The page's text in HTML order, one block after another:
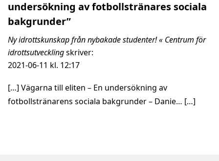
undersökning av fotbollstränares sociala
bakgrunder”
Ny idrottskunskap från nybakade studenter! « Centrum för
idrottsutvecklingskriver:
2021-06-11 kl. 12:17
[…] Vägarna till eliten – En undersökning av
fotbollstränarens sociala bakgrunder – Danie… […]